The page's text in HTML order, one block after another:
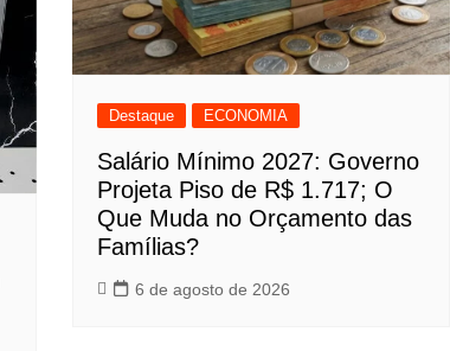
Destaque ECONOMIA
Salário Mínimo 2027: Governo
Projeta Piso de R$ 1.717; O
Que Muda no Orçamento das
Famílias?
6 de agosto de 2026